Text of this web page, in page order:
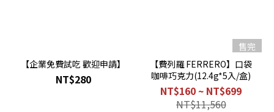
【企業免費試吃 歡迎申請】
NT$280
售完
【費列羅 FERRERO】口袋
咖啡巧克力(12.4g*5入/盒)
NT$160 ~ NT$699
NT$11,560